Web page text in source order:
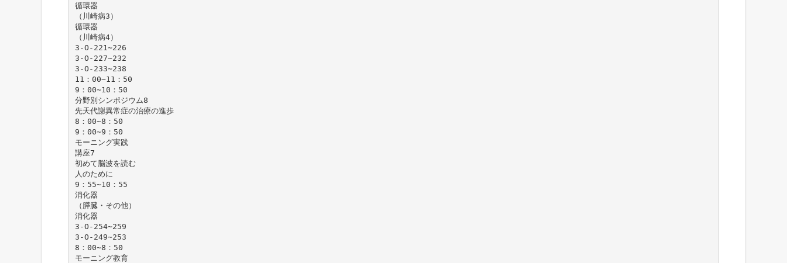
循環器
（川崎病3）
循環器
（川崎病4）
3-O-221∼226
3-O-227∼232
3-O-233∼238
11：00∼11：50
9：00∼10：50
分野別シンポジウム8
先天代謝異常症の治療の進歩
8：00∼8：50
9：00∼9：50
モーニング実践
講座7
初めて脳波を読む
人のために
9：55∼10：55
消化器
（膵臓・その他）
消化器
3-O-254∼259
3-O-249∼253
8：00∼8：50
モーニング教育